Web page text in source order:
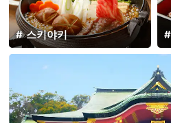
스키야키